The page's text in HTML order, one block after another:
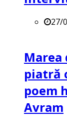
27/
Marea
piatră
poem
Avram